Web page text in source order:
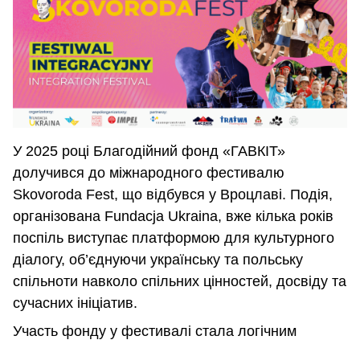
У 2025 році Благодійний фонд «ГАВКІТ»
долучився до міжнародного фестивалю
Skovoroda Fest, що відбувся у Вроцлаві. Подія,
організована Fundacja Ukraina, вже кілька років
поспіль виступає платформою для культурного
діалогу, об’єднуючи українську та польську
спільноти навколо спільних цінностей, досвіду та
сучасних ініціатив.
Участь фонду у фестивалі стала логічним